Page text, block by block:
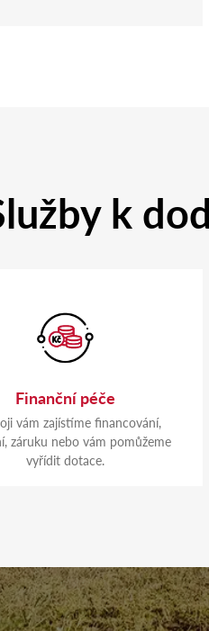
k
Finanční péče
vám zajístíme financování,
záruku nebo vám pomůžeme
vyřídit dotace.